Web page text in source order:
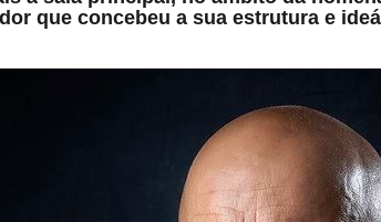
que concebeu a sua estrutura e